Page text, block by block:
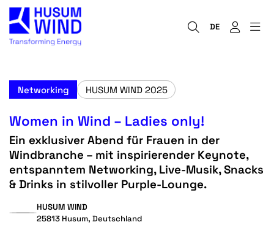
DE
Networking HUSUM WIND 2025
Women in Wind – Ladies only!
Ein exklusiver Abend für Frauen in der
Windbranche – mit inspirierender Keynote,
entspanntem Networking, Live-Musik, Snacks
& Drinks in stilvoller Purple-Lounge.
HUSUM WIND
25813 Husum, Deutschland